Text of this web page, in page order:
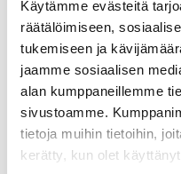
Käytämme evästeitä
räätälöimiseen,
tukemiseen ja
jaamme sosiaalisen
alan kumppaneillemme
sivustoamme.
tietoja muihin tietoihin,
kerätty, kun olet
Tuenta-alue
Ajopituus
Ajoleveys